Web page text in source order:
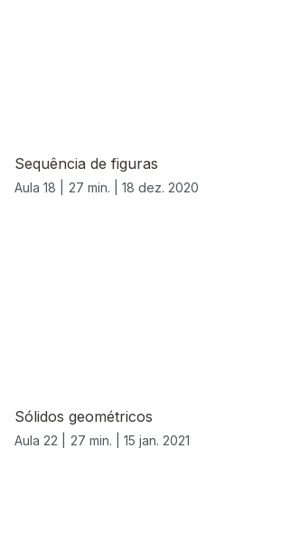
Sequência de figuras
Aula 18 | 27 min. | 18 dez. 2020
Sólidos geométricos
Aula 22 | 27 min. | 15 jan. 2021